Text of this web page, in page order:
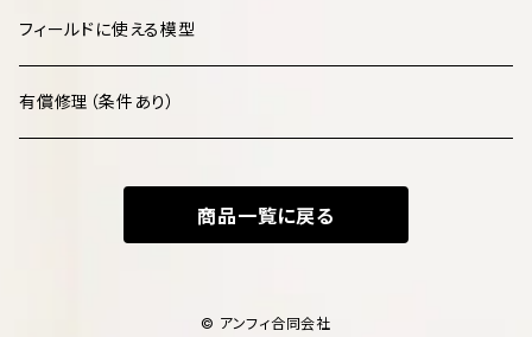
鳥類 Aves
爬虫類 Reptilia
魚類 Pisces
フィールドに使える模型
有償修理（条件あり）
商品一覧に戻る
© アンフィ合同会社